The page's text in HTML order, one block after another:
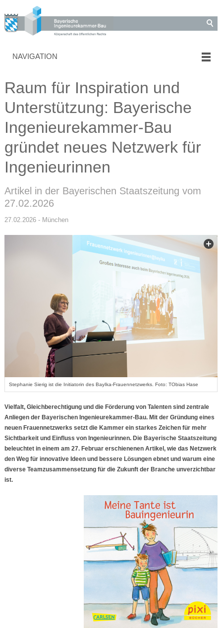
NAVIGATION
Raum für Inspiration und
Unterstützung: Bayerische
Ingenieurekammer-Bau
gründet neues Netzwerk für
Ingenieurinnen
Artikel in der Bayerischen Staatszeitung vom
27.02.2026
27.02.2026 - München
Stephanie Sierig ist die Initiatorin des BayIka-Frauennetzwerks. Foto: TObias Hase
Vielfalt, Gleichberechtigung und die Förderung von Talenten sind zentrale
Anliegen der Bayerischen Ingenieurekammer-Bau. Mit der Gründung eines
neuen Frauennetzwerks setzt die Kammer ein starkes Zeichen für mehr
Sichtbarkeit und Einfluss von Ingenieurinnen. Die Bayerische Staatszeitung
beleuchtet in einem am 27. Februar erschienenen Artikel, wie das Netzwerk
den Weg für innovative Ideen und bessere Lösungen ebnet und warum eine
diverse Teamzusammensetzung für die Zukunft der Branche unverzichtbar
ist.